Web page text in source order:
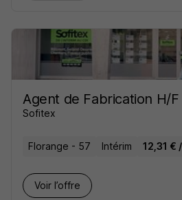
Agent de Fabrication H/F
Sofitex
Florange - 57 Intérim 12,31 €
Voir l’offre